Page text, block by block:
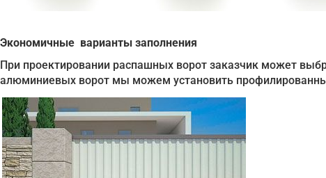
Экономичные варианты заполнения
При проектировании распашных ворот заказчик может
алюминиевых ворот мы можем установить